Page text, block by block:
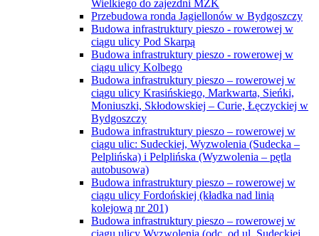
Wielkiego do zajezdni MZK
Przebudowa ronda Jagiellonów w Bydgoszczy
Budowa infrastruktury pieszo - rowerowej w
ciągu ulicy Pod Skarpą
Budowa infrastruktury pieszo - rowerowej w
ciągu ulicy Kolbego
Budowa infrastruktury pieszo – rowerowej w
ciągu ulicy Krasińskiego, Markwarta, Sieńki,
Moniuszki, Skłodowskiej – Curie, Łęczyckiej w
Bydgoszczy
Budowa infrastruktury pieszo – rowerowej w
ciągu ulic: Sudeckiej, Wyzwolenia (Sudecka –
Pelplińska) i Pelplińska (Wyzwolenia – pętla
autobusowa)
Budowa infrastruktury pieszo – rowerowej w
ciągu ulicy Fordońskiej (kładka nad linią
kolejową nr 201)
Budowa infrastruktury pieszo – rowerowej w
ciągu ulicy Wyzwolenia (odc. od ul. Sudeckiej